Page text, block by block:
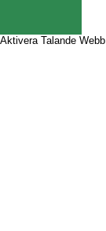
Aktivera Talande Webb